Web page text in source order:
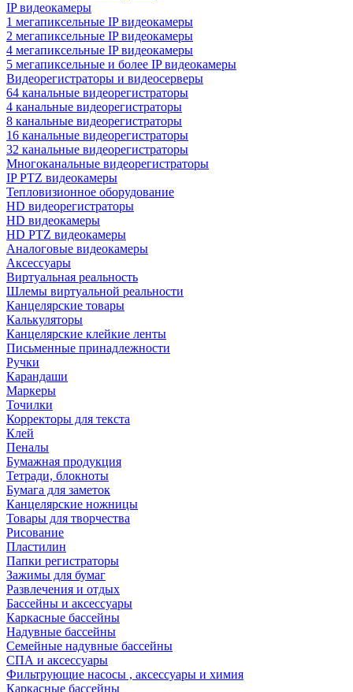
IP видеокамеры
1 мегапиксельные IP видеокамеры
2 мегапиксельные IP видеокамеры
4 мегапиксельные IP видеокамеры
5 мегапиксельные и более IP видеокамеры
Видеорегистраторы и видеосерверы
64 канальные видеорегистраторы
4 канальные видеорегистраторы
8 канальные видеорегистраторы
16 канальные видеорегистраторы
32 канальные видеорегистраторы
Многоканальные видеорегистраторы
IP PTZ видеокамеры
Тепловизионное оборудование
HD видеорегистраторы
HD видеокамеры
HD PTZ видеокамеры
Аналоговые видеокамеры
Аксессуары
Виртуальная реальность
Шлемы виртуальной реальности
Канцелярские товары
Калькуляторы
Канцелярские клейкие ленты
Письменные принадлежности
Ручки
Карандаши
Маркеры
Точилки
Корректоры для текста
Клей
Пеналы
Бумажная продукция
Тетради, блокноты
Бумага для заметок
Канцелярские ножницы
Товары для творчества
Рисование
Пластилин
Папки регистраторы
Зажимы для бумаг
Развлечения и отдых
Бассейны и аксессуары
Каркасные бассейны
Надувные бассейны
Семейные надувные бассейны
СПА и аксессуары
Фильтрующие насосы , аксессуары и химия
Каркасные бассейны